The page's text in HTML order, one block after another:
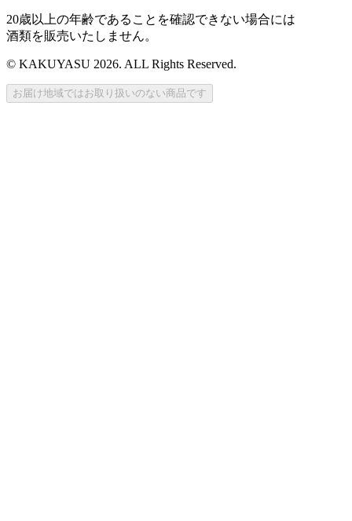
20歳以上の年齢であることを確認できない場合には
酒類を販売いたしません。
© KAKUYASU 2026. ALL Rights Reserved.
お届け地域ではお取り扱いのない商品です